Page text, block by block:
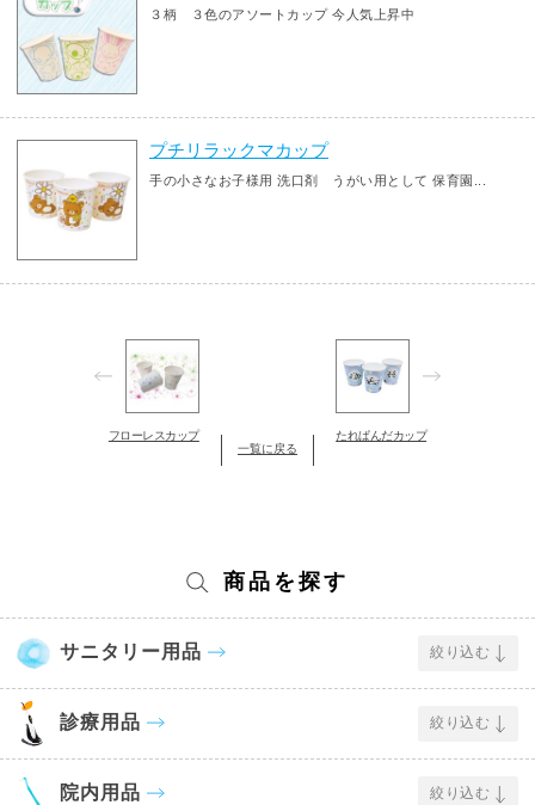
３柄 ３色のアソートカップ 今人気上昇中
プチリラックマカップ
手の小さなお子様用 洗口剤 うがい用として 保育園...
フローレスカップ
一覧に戻る
たれぱんだカップ
商品を探す
サニタリー用品 絞り込む
診療用品 絞り込む
院内用品 絞り込む